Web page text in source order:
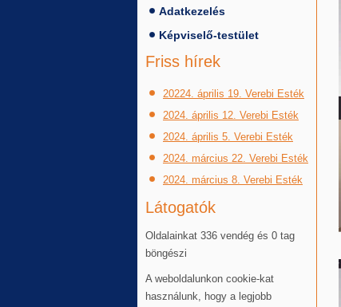
Adatkezelés
Képviselő-testület
Friss hírek
20224. április 19. Verebi Esték
2024. április 12. Verebi Esték
2024. április 5. Verebi Esték
2024. március 22. Verebi Esték
2024. március 8. Verebi Esték
Látogatók
Oldalainkat 336 vendég és 0 tag
böngészi
A weboldalunkon cookie-kat
használunk, hogy a legjobb